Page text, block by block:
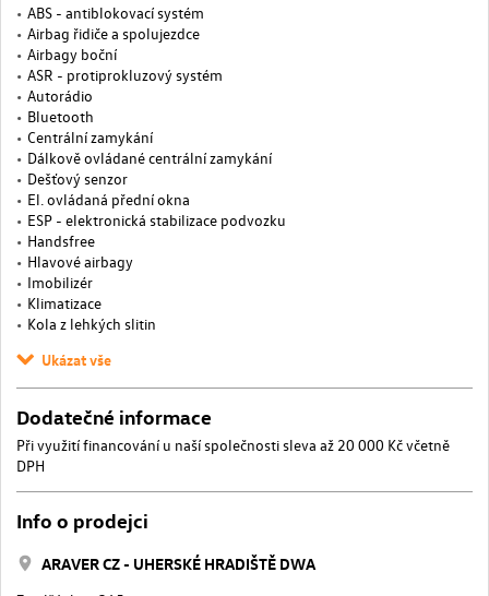
ABS - antiblokovací systém
Airbag řidiče a spolujezdce
Airbagy boční
ASR - protiprokluzový systém
Autorádio
Bluetooth
Centrální zamykání
Dálkově ovládané centrální zamykání
Dešťový senzor
El. ovládaná přední okna
ESP - elektronická stabilizace podvozku
Handsfree
Hlavové airbagy
Imobilizér
Klimatizace
Kola z lehkých slitin
Ukázat vše
Dodatečné informace
Při využití financování u naší společnosti sleva až 20 000 Kč včetně
DPH
Info o prodejci
ARAVER CZ - UHERSKÉ HRADIŠTĚ DWA